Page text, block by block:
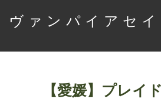
ヴァンパイアセ
【愛媛】プレイ